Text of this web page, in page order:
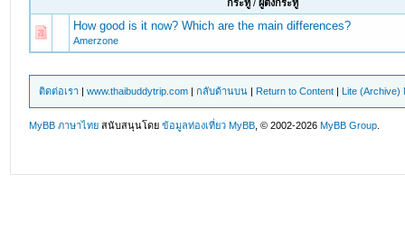
กระทู้ /ผู้ตั้งกระทู้
How good is it now? Which are the main differences?
Amerzone
ติดต่อเรา |www.thaibuddytrip.com |กลับด้านบน | Return to Content | Lite (Archive)
MyBB ภาษาไทย สนับสนุนโดยข้อมูลท่องเที่ยว MyBB , © 2002-2026MyBB Group